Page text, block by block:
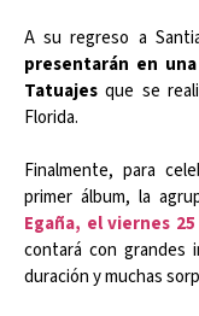
A su regreso a
presentarán en
Tatuajes que se
Florida.
Finalmente, para
primer álbum, la
Egaña, el viernes
contará con grandes
duración y muchas